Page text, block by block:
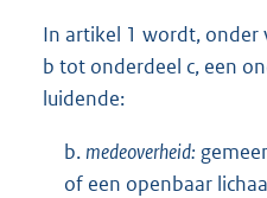
In artikel 1 wordt, onder
b tot onderdeel c, een
luidende:
b. medeoverheid:
of een openbaar